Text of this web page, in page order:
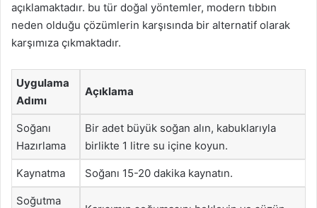
açıklamaktadır. bu tür doğal yöntemler, modern tıbbın
neden olduğu çözümlerin karşısında bir alternatif olarak
karşımıza çıkmaktadır.
Uygulama
Adımı
Açıklama
Soğanı
Hazırlama
Bir adet büyük soğan alın, kabuklarıyla
birlikte 1 litre su içine koyun.
Kaynatma Soğanı 15-20 dakika kaynatın.
Soğutma